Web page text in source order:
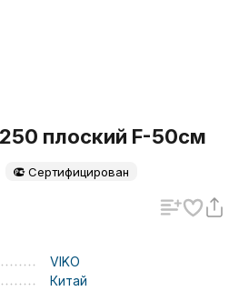
плоский F-50см
Сертифицирован
VIKO
Китай